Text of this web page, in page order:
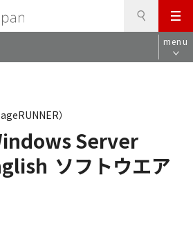
メ
ニ
ュ
menu
Server
ソフトウエア
）